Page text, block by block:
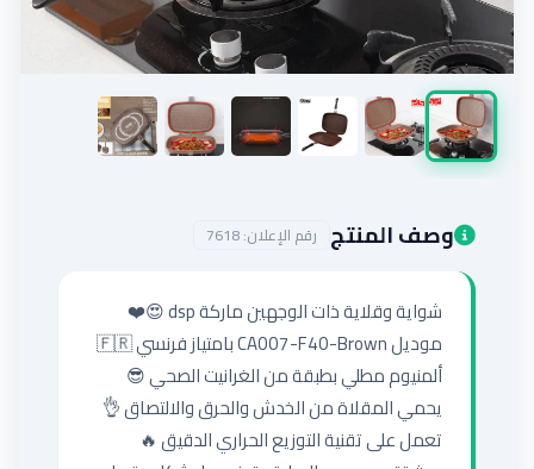
إضافة إعلان
وصف المنتج رقم الإعلان:7618